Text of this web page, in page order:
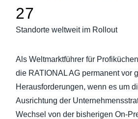
Belgium
España
Norway
27
Standorte weltweit im Rollout
Als Weltmarktführer für
die RATIONAL AG permanent vor
Herausforderungen, wenn es um
Ausrichtung der
Wechsel von der bisherigen On-